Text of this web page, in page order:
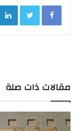
مقالات ذات صلة